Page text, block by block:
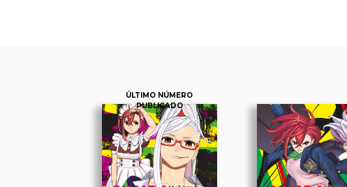
ÚLTIMO NÚMERO
PUBLICADO